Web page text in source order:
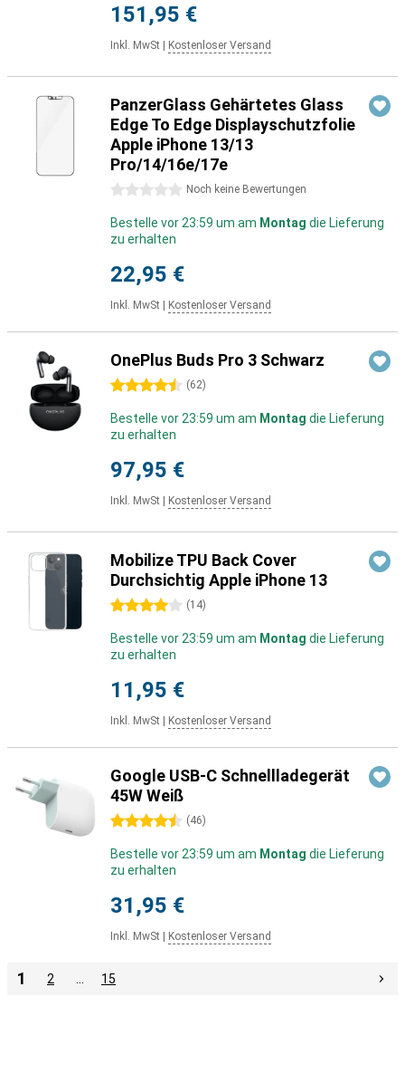
151,95 €
Inkl. MwSt Kostenloser Versand
PanzerGlass Gehärtetes Glass
Edge To Edge Displayschutzfolie
Apple iPhone 13/13
Pro/14/16e/17e
0 Sterne Noch keine Bewertungen
Bestelle vor 23:59 um am Montag die Lieferung
zu erhalten
22,95 €
Inkl. MwSt Kostenloser Versand
OnePlus Buds Pro 3 Schwarz
4.5 Sterne (62)
Bestelle vor 23:59 um am Montag die Lieferung
zu erhalten
97,95 €
Inkl. MwSt Kostenloser Versand
Mobilize TPU Back Cover
Durchsichtig Apple iPhone 13
4 Sterne (14)
Bestelle vor 23:59 um am Montag die Lieferung
zu erhalten
11,95 €
Inkl. MwSt Kostenloser Versand
Google USB-C Schnellladegerät
45W Weiß
4.5 Sterne (46)
Bestelle vor 23:59 um am Montag die Lieferung
zu erhalten
31,95 €
Inkl. MwSt Kostenloser Versand
1 2 15